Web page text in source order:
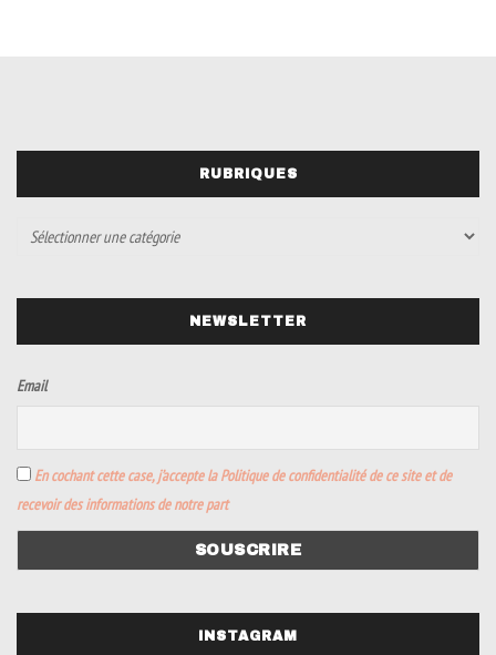
RUBRIQUES
NEWSLETTER
Email
En cochant cette case, j’accepte la Politique de confidentialité de ce site et de
recevoir des informations de notre part
INSTAGRAM